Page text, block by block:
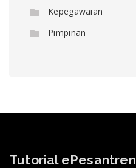
Kepegawaian
Pimpinan
Tutorial ePesantren